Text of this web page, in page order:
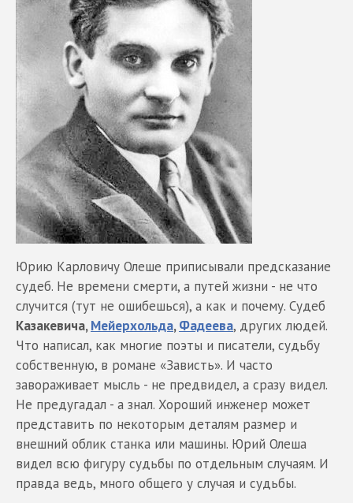
Юрию Карловичу Олеше приписывали предсказание
судеб. Не времени смерти, а путей жизни - не что
случится (тут не ошибешься), а как и почему. Судеб
Казакевича,Мейерхольда,Фадеева, других людей.
Что написал, как многие поэты и писатели, судьбу
собственную, в романе «Зависть». И часто
завораживает мысль - не предвидел, а сразу видел.
Не предугадал - а знал. Хороший инженер может
представить по некоторым деталям размер и
внешний облик станка или машины. Юрий Олеша
видел всю фигуру судьбы по отдельным случаям. И
правда ведь, много общего у случая и судьбы.